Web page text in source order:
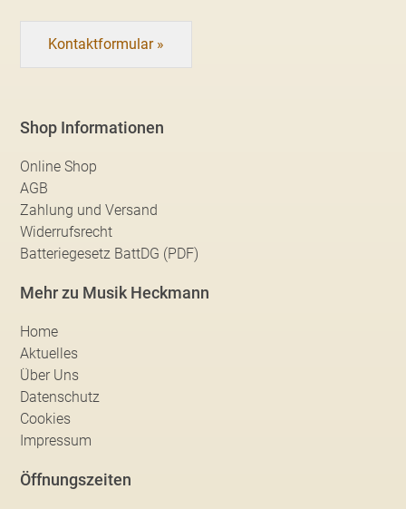
Kontaktformular »
Shop Informationen
Online Shop
AGB
Zahlung und Versand
Widerrufsrecht
Batteriegesetz BattDG (PDF)
Mehr zu Musik Heckmann
Home
Aktuelles
Über Uns
Datenschutz
Cookies
Impressum
Öffnungszeiten